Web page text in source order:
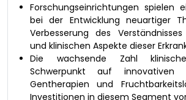
Forschungseinrichtungen spielen
bei der Entwicklung neuartiger
Verbesserung des
und klinischen Aspekte dieser
Die wachsende Zahl
Schwerpunkt auf innovativen
Gentherapien und
Investitionen in diesem Segment